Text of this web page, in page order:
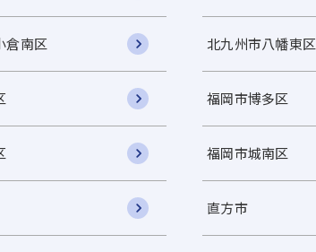
倉南区 北九州市八幡東区
福岡市博多区
福岡市城南区
直方市